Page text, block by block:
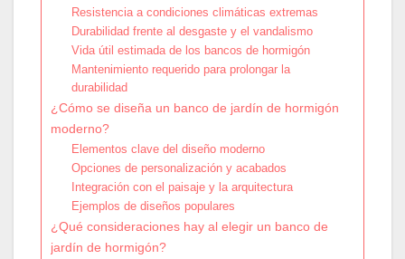
Resistencia a condiciones climáticas extremas
Durabilidad frente al desgaste y el vandalismo
Vida útil estimada de los bancos de hormigón
Mantenimiento requerido para prolongar la
durabilidad
¿Cómo se diseña un banco de jardín de hormigón
moderno?
Elementos clave del diseño moderno
Opciones de personalización y acabados
Integración con el paisaje y la arquitectura
Ejemplos de diseños populares
¿Qué consideraciones hay al elegir un banco de
jardín de hormigón?